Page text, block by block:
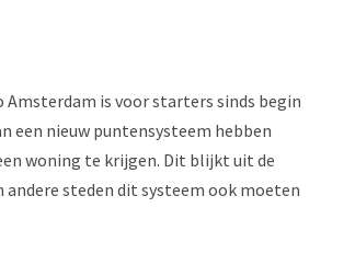
Amsterdam is voor starters sinds begin
een nieuw puntensysteem hebben
woning te krijgen. Dit blijkt uit de
steden dit systeem ook moeten